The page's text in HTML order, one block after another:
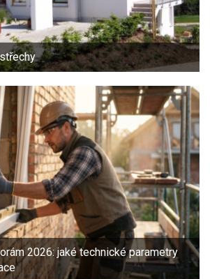
střechy
2026: jaké technické parametry